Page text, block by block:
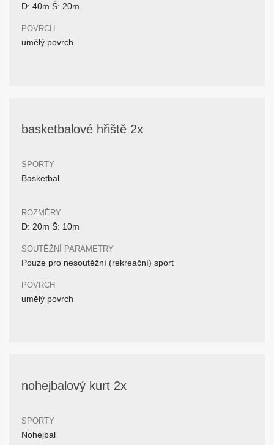
D: 40m Š: 20m
POVRCH
umělý povrch
basketbalové hřiště 2x
SPORTY
Basketbal
ROZMĚRY
D: 20m Š: 10m
SOUTĚŽNÍ PARAMETRY
Pouze pro nesoutěžní (rekreační) sport
POVRCH
umělý povrch
nohejbalový kurt 2x
SPORTY
Nohejbal